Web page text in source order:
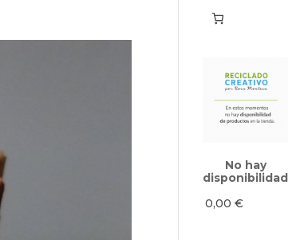
No hay
disponibilidad
0,00€